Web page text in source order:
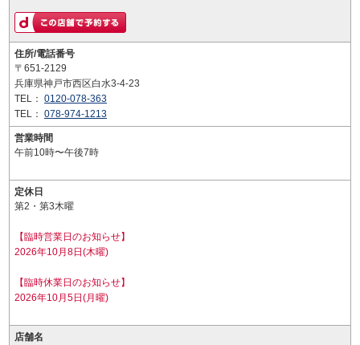
住所/電話番号
〒651-2129
兵庫県神戸市西区白水3-4-23
TEL： 0120-078-363
TEL： 078-974-1213
営業時間
午前10時〜午後7時
定休日
第2・第3木曜
【臨時営業日のお知らせ】
2026年10月8日(木曜)
【臨時休業日のお知らせ】
2026年10月5日(月曜)
店舗名